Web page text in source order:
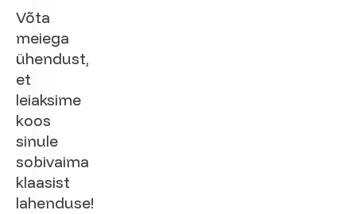
Võta
meiega
ühendust,
et
leiaksime
koos
sinule
sobivaima
klaasist
lahenduse!